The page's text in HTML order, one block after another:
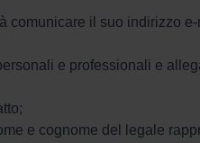
comunicare il suo indirizzo
e professionali e
e cognome del legale